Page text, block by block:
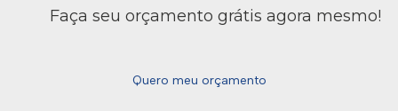
Faça seu orçamento grátis agora mesmo!
Quero meu orçamento